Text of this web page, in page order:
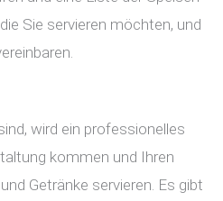
Sie servieren möchten, und
wird ein professionelles
kommen und Ihren
Getränke servieren. Es gibt